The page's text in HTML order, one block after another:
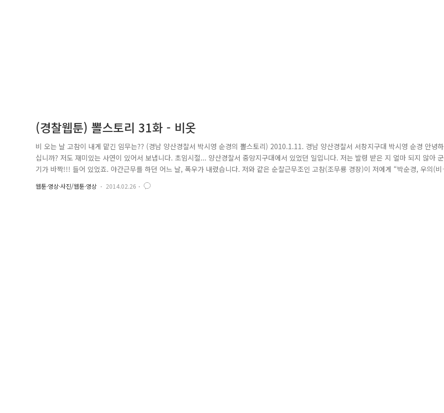
(경찰웹툰) 뽈스토리 31화 - 비옷
비 오는 날 고참이 내게 맡긴 임무는?? (경남 양산경찰서 박시영 순경의 뽈스토리) 2010.1.11. 경남 양산경찰서 서창지구대 박시영 순경 안녕하
십니까? 저도 재미있는 사연이 있어서 보냅니다. 초임시절... 양산경찰서 중앙지구대에서 있었던 일입니다. 저는 발령 받은 지 얼마 되지 않아 군
기가 바짝!!! 들어 있었죠. 야간근무를 하던 어느 날, 폭우가 내렸습니다. 저와 같은 순찰근무조인 고참(조무룡 경장)이 저에게 “박순경, 우의(비
옷)챙겨”라고 하였습니다. 저는 큰소리로 “예! 알겠습니다!”라고 하며.. 무작정 냉장고로 달려가 냉장고를 막 뒤졌습니다. 그를 보던 고참이 “박
순경, 지금 뭐하는 거야?”라고 물었고.. 저는 대답했습니다. “우유 찾고 있습니다!!” 전 고참이 ‘우의’를 챙기라고 한 말을 ..
웹툰·영상·사진/웹툰·영상 2014.02.26